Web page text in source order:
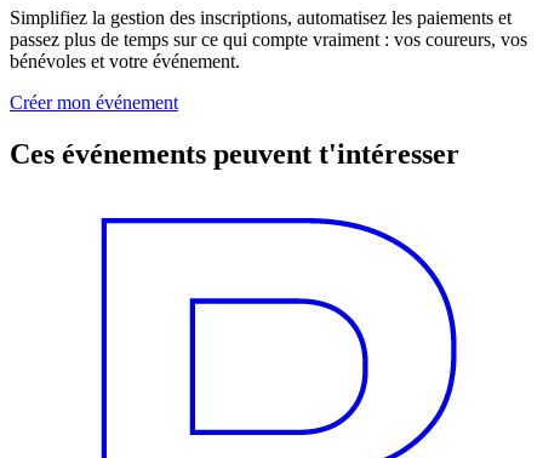
Simplifiez la gestion des inscriptions, automatisez les paiements et
passez plus de temps sur ce qui compte vraiment : vos coureurs, vos
bénévoles et votre événement.
Créer mon événement
Ces événements peuvent t'intéresser